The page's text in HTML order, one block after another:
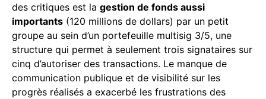
des critiques est la gestion de fonds aussi
importants (120 millions de dollars) par un petit
groupe au sein d’un portefeuille multisig 3/5, une
structure qui permet à seulement trois signataires sur
cinq d’autoriser des transactions. Le manque de
communication publique et de visibilité sur les
progrès réalisés a exacerbé les frustrations des